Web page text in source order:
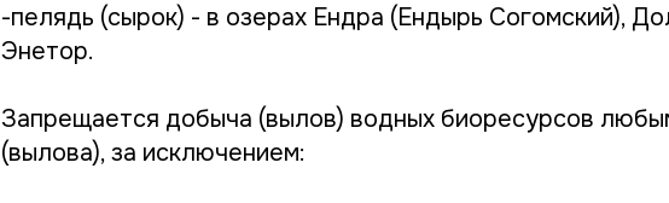
-пелядь (сырок) - в озерах Ендра (Ендырь Согомский),
Энетор.
Запрещается добыча (вылов) водных биоресурсов
(вылова), за исключением: